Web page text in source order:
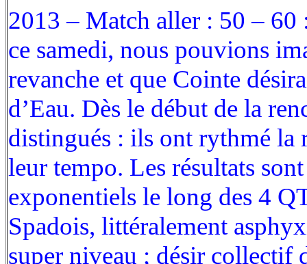
2013 – Match aller : 50 – 60
ce samedi, nous pouvions
revanche et que Cointe
d’Eau. Dès le début de la
distingués : ils ont rythmé la
leur tempo. Les résultats
exponentiels le long des 4
Spadois, littéralement
super niveau ; désir collectif